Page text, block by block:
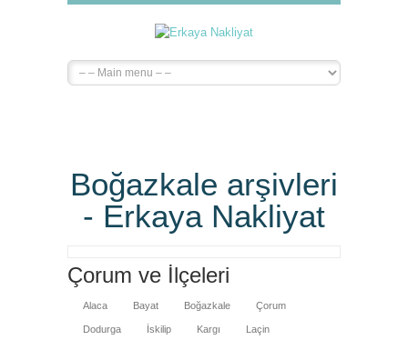
Boğazkale arşivleri
- Erkaya Nakliyat
Çorum ve İlçeleri
Alaca Bayat Boğazkale Çorum
Dodurga İskilip Kargı Laçin